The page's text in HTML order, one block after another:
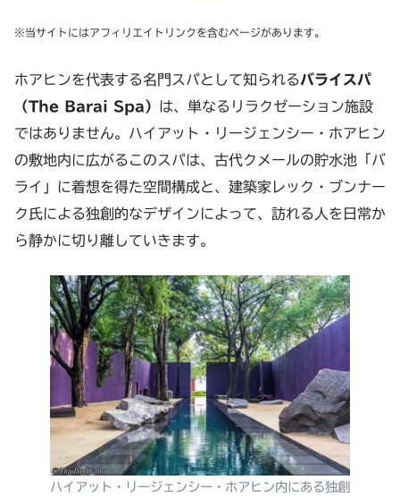
※当サイトにはアフィリエイトリンクを含むページがあります。
ホアヒンを代表する名門スパとして知られるバライスパ
（The Barai Spa） は、単なるリラクゼーション施設
ではありません。ハイアット・リージェンシー・ホアヒン
の敷地内に広がるこのスパは、古代クメールの貯水池「バ
ライ」に着想を得た空間構成と、建築家レック・ブンナー
ク氏による独創的なデザインによって、訪れる人を日常か
ら静かに切り離していきます。
ハイアット・リージェンシー・ホアヒン内にある独創